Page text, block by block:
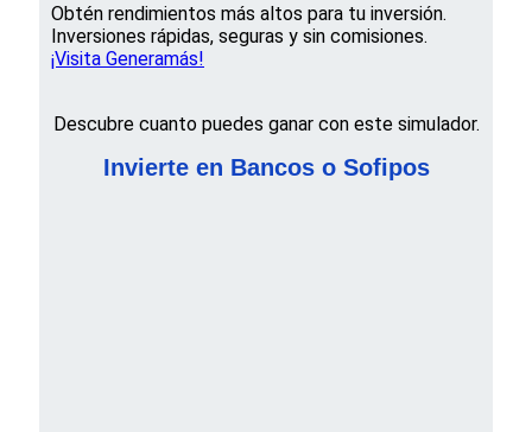
Obtén rendimientos más altos para tu inversión.
Inversiones rápidas, seguras y sin comisiones.
¡Visita Generamás!
Descubre cuanto puedes ganar con este simulador.
Invierte en Bancos o Sofipos